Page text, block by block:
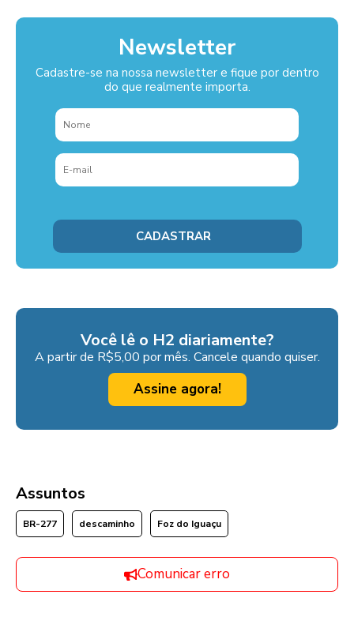
Newsletter
Cadastre-se na nossa newsletter e fique por dentro
do que realmente importa.
Você lê o H2 diariamente?
A partir de R$5,00 por mês. Cancele quando quiser.
Assine agora!
Assuntos
BR-277 descaminho Foz do Iguaçu
Comunicar erro